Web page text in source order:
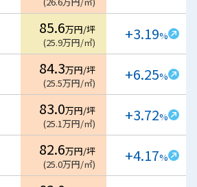
85.6万円/坪
(25.9万円/㎡) +3.19%
84.3万円/坪
(25.5万円/㎡) +6.25%
83.0万円/坪
(25.1万円/㎡) +3.72%
82.6万円/坪
(25.0万円/㎡) +4.17%